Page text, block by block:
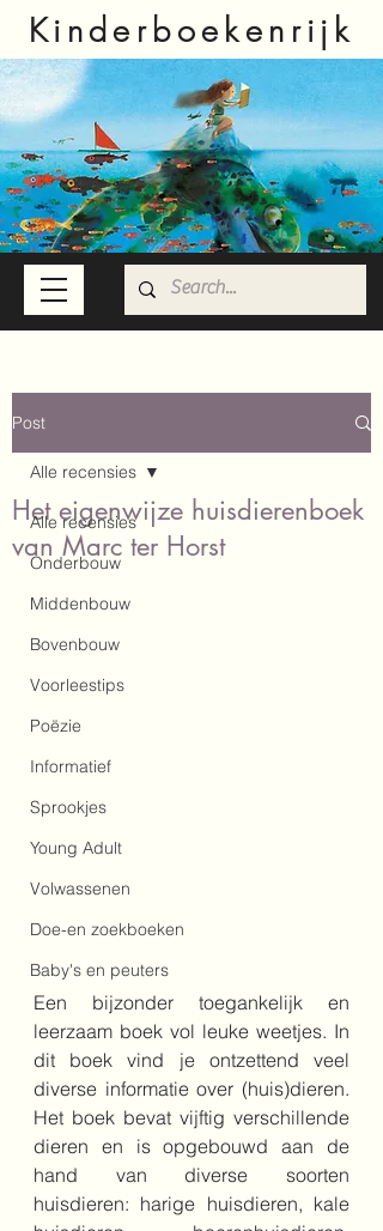
Kinderboekenrijk
Post
Alle recensies
Onderbouw
Middenbouw
Bovenbouw
Voorleestips
Poëzie
Informatief
Sprookjes
Young Adult
Volwassenen
Doe-en zoekboeken
Baby's en peuters
Alle recensies
Het eigenwijze huisdierenboek
van Marc ter Horst
Een bijzonder toegankelijk en
leerzaam boek vol leuke weetjes. In
dit boek vind je ontzettend veel
diverse informatie over (huis)dieren.
Het boek bevat vijftig verschillende
dieren en is opgebouwd aan de
hand van diverse soorten
huisdieren: harige huisdieren, kale